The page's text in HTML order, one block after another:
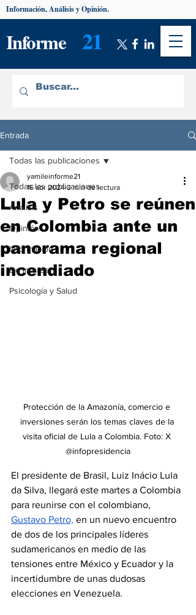
Informe 21
Información, Análisis y Opinión.
Entrada
Todas las publicaciones
Análisis
Opinión
Información
De interés
Psicología y Salud
Todas las publicaciones
Lula y Petro se reúnen
en Colombia ante un
panorama regional
incendiado
yamileinforme21
16 abr 2024 3 min de lectura
Protección de la Amazonía, comercio e
inversiones serán los temas claves de la
visita oficial de Lula a Colombia. Foto: X
@infopresidencia
El presidente de Brasil, Luiz Inácio Lula
da Silva, llegará este martes a Colombia
para reunirse con el colombiano,
Gustavo Petro, en un nuevo encuentro
de dos de los principales líderes
sudamericanos en medio de las
tensiones entre México y Ecuador y la
incertidumbre de unas dudosas
elecciones en Venezuela.